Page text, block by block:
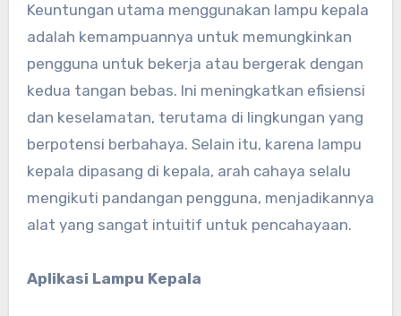
Keuntungan utama menggunakan lampu kepala
adalah kemampuannya untuk memungkinkan
pengguna untuk bekerja atau bergerak dengan
kedua tangan bebas. Ini meningkatkan efisiensi
dan keselamatan, terutama di lingkungan yang
berpotensi berbahaya. Selain itu, karena lampu
kepala dipasang di kepala, arah cahaya selalu
mengikuti pandangan pengguna, menjadikannya
alat yang sangat intuitif untuk pencahayaan.
Aplikasi Lampu Kepala